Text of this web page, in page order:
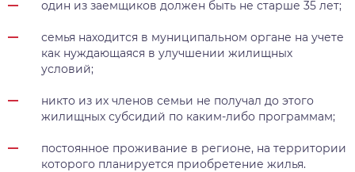
один из заемщиков должен быть не старше 35 лет;
семья находится в муниципальном органе на учете
как нуждающаяся в улучшении жилищных
условий;
никто из их членов семьи не получал до этого
жилищных субсидий по каким-либо программам;
постоянное проживание в регионе, на территории
которого планируется приобретение жилья.